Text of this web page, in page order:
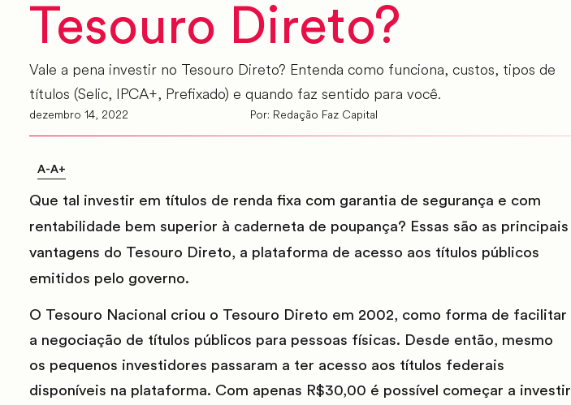
Tesouro Direto?
Vale a pena investir no Tesouro Direto? Entenda como funciona, custos, tipos de
títulos (Selic, IPCA+, Prefixado) e quando faz sentido para você.
dezembro 14, 2022 Por: Redação Faz Capital
A-A+
Que tal investir em títulos de renda fixa com garantia de segurança e com
rentabilidade bem superior à caderneta de poupança? Essas são as principais
vantagens do Tesouro Direto, a plataforma de acesso aos títulos públicos
emitidos pelo governo.
O Tesouro Nacional criou o Tesouro Direto em 2002, como forma de facilitar
a negociação de títulos públicos para pessoas físicas. Desde então, mesmo
os pequenos investidores passaram a ter acesso aos títulos federais
disponíveis na plataforma. Com apenas R$30,00 é possível começar a investir